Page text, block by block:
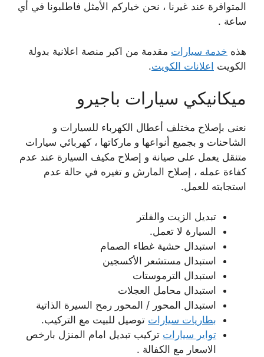
المتوافرة عند غيرنا ، نحن خياركم الأمثل فاطلبونا في أي
ساعة .
هذه خدمة سيارات مقدمة من اكبر منصة اعلانية بدولة
الكويت اعلانات الكويت.
ميكانيكي سيارات باجيرو
نعنى بإصلاح مختلف أعطال الكهرباء للسيارات و
الشاحنات و بجميع أنواعها و ماركاتها ، كهربائي سيارات
متنقل يعمل على صيانة و إصلاح مكيف السيارة عند عدم
كفاءة عمله ، إصلاح المارش و تغيره في حالة عدم
استجابته للعمل.
تبديل الزيت والفلتر
السيارة لا تعمل.
استبدال حشية غطاء الصمام
استبدال مستشعر الأكسجين
استبدال الترموستات
استبدال محامل العجلات
استبدال المحور / المحور رمح السيرة الذاتية
بطاريات سيارات توصيل للبيت مع التركيب.
تواير سيارات تركيب تبديل امام المنزل بارخص
الاسعار مع الكفالة .